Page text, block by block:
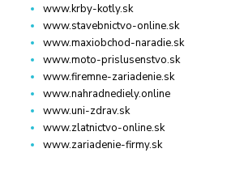
www.krby-kotly.sk
www.stavebnictvo-online.sk
www.maxiobchod-naradie.sk
www.moto-prislusenstvo.sk
www.firemne-zariadenie.sk
www.nahradnediely.online
www.uni-zdrav.sk
www.zlatnictvo-online.sk
www.zariadenie-firmy.sk